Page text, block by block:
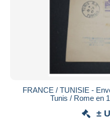
FRANCE / TUNISIE -
Tunis / Rome en
±